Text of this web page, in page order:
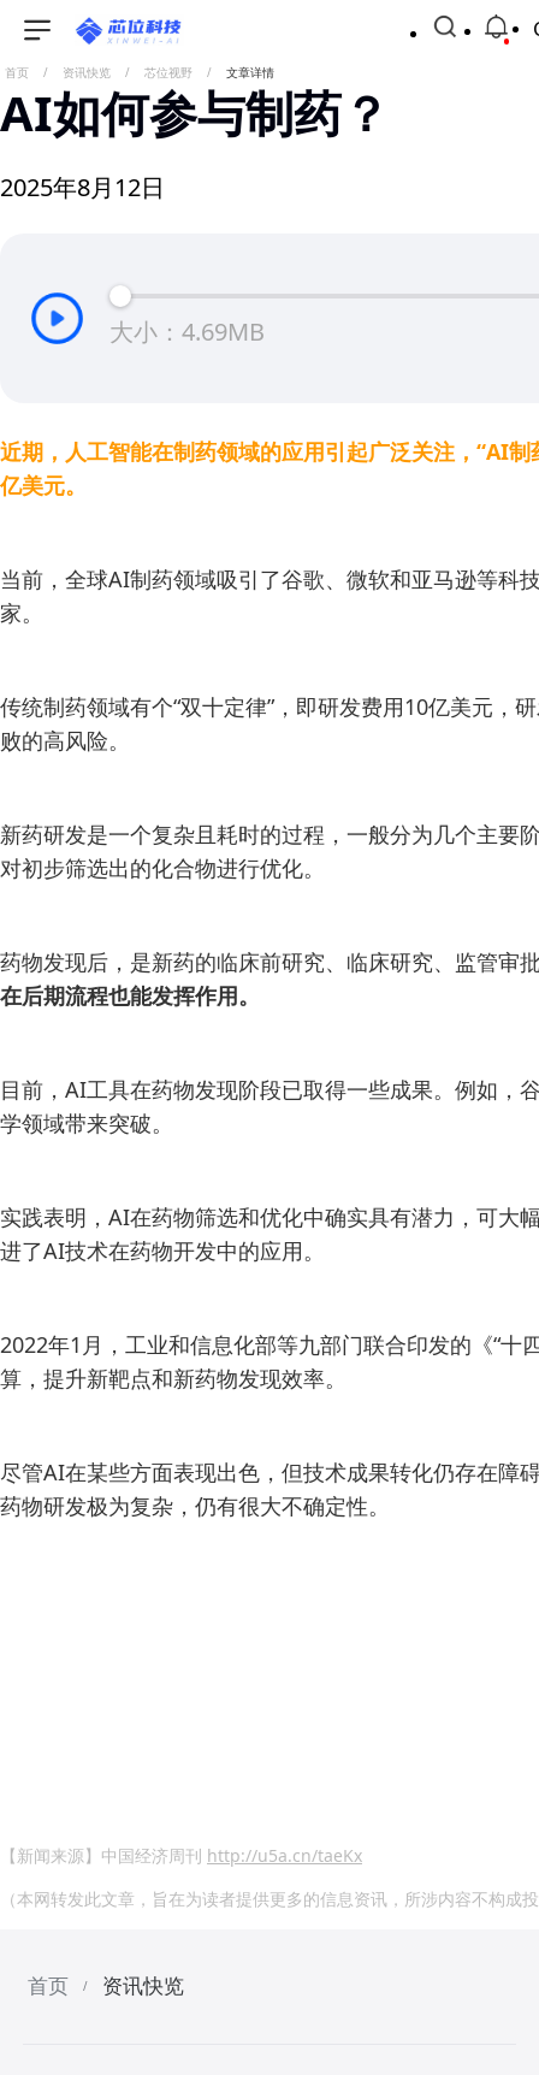
首页 / 资讯快览 / 芯位视野 / 文章详情
AI如何参与制药？
2025年8月12日
大小：4.69MB
近期，人工智能在制药领域的应用引起广泛关注，“AI
亿美元。
当前，全球AI制药领域吸引了谷歌、微软和亚马逊等科
家。
传统制药领域有个“双十定律”，即研发费用10亿美元
败的高风险。
新药研发是一个复杂且耗时的过程，一般分为几个主要
对初步筛选出的化合物进行优化。
药物发现后，是新药的临床前研究、临床研究、监管审
在后期流程也能发挥作用。
目前，AI工具在药物发现阶段已取得一些成果。例如
学领域带来突破。
实践表明，AI在药物筛选和优化中确实具有潜力，可大
进了AI技术在药物开发中的应用。
2022年1月，工业和信息化部等九部门联合印发的《“
算，提升新靶点和新药物发现效率。
尽管AI在某些方面表现出色，但技术成果转化仍存在障
药物研发极为复杂，仍有很大不确定性。
【新闻来源】中国经济周刊 http://u5a.cn/taeKx
（本网转发此文章，旨在为读者提供更多的信息资讯，所涉内容不构
首页 / 资讯快览